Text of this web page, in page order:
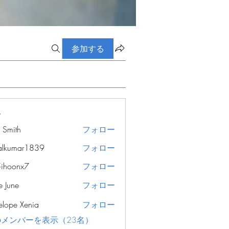
参加する
Smith フォロー
フォロー
フォロー
June
フォロー
Xenia
フォロー
ンバーを表示（23名）